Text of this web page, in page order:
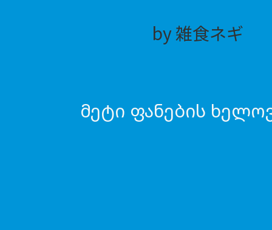
by 雑食ネギ
მეტი ფანების